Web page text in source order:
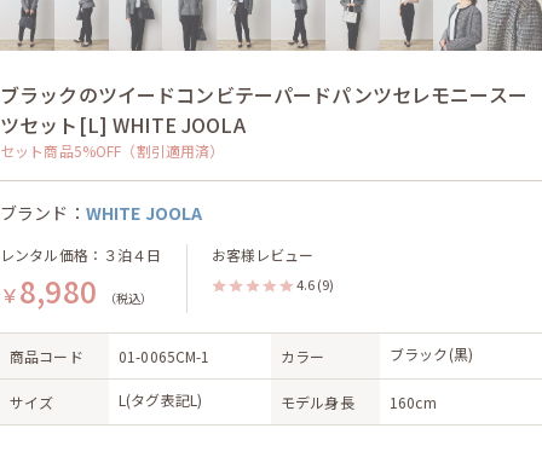
ブラックのツイードコンビテーパードパンツセレモニースー
ツセット[L] WHITE JOOLA
セット商品5%OFF（割引適用済）
ブランド： WHITE JOOLA
レンタル価格：３泊４日
￥8,980 （税込）
お客様レビュー
4.6 (9)
商品コード 01-0065CM-1 カラー ブラック(黒)
サイズ L(タグ表記L) モデル身長 160cm